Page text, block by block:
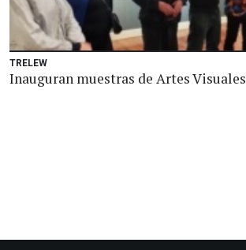
TRELEW
Inauguran muestras de Artes Visuales